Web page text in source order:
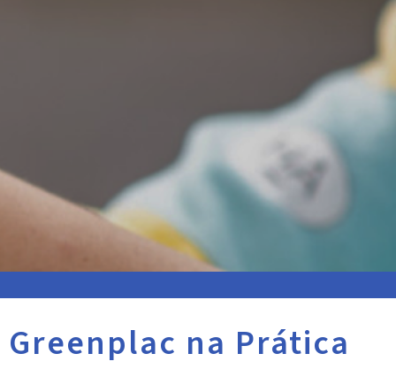
Greenplac na Prática